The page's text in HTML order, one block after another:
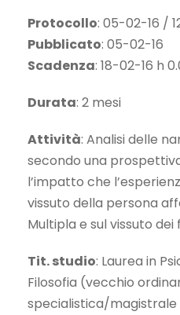
Protocollo: 05-02-16 /
Pubblicato: 05-02-16
Scadenza: 18-02-16 h
Durata: 2 mesi
Attività: Analisi delle
secondo una
l’impatto che
vissuto della persona
Multipla e sul vissuto
Tit. studio: Laurea in
Filosofia (vecchio
specialistica/magistrale